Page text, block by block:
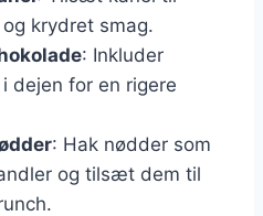
krydret smag.
: Inkluder
dejen for en rigere
: Hak nødder som
og tilsæt dem til